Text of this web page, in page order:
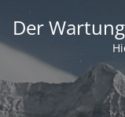
Der